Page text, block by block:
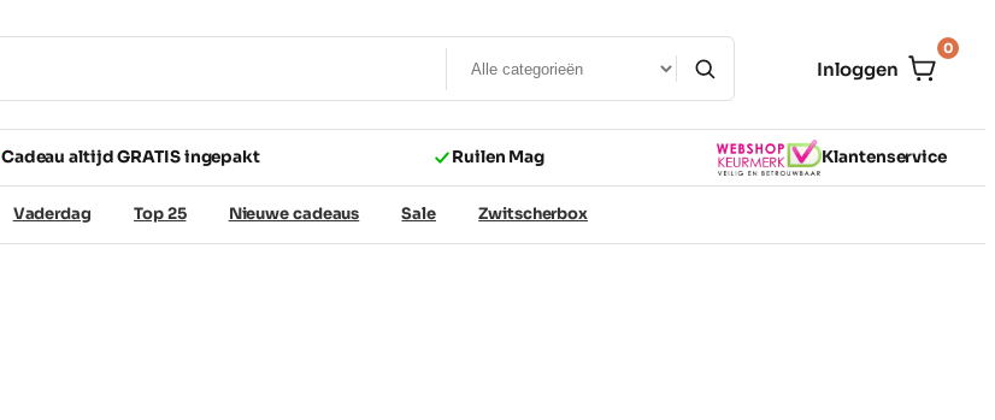
Inloggen
0
Cadeau altijd GRATIS ingepakt Ruilen Mag Klantenservice
Vaderdag Top 25 Nieuwe cadeaus Sale Zwitscherbox